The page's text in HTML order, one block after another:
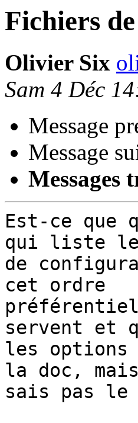
Fichiers
Olivier Six
Sam 4 Déc
Message
Message
Messages
Est-ce que
qui liste
de
cet ordre
servent et
les options
la doc,
sais pas